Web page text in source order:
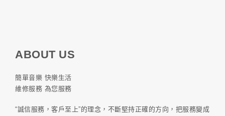
ABOUT US
簡單音樂 快樂生活
維修服務 為您服務
“誠信服務，客戶至上”的理念，不斷堅持正確的方向，把服務變成